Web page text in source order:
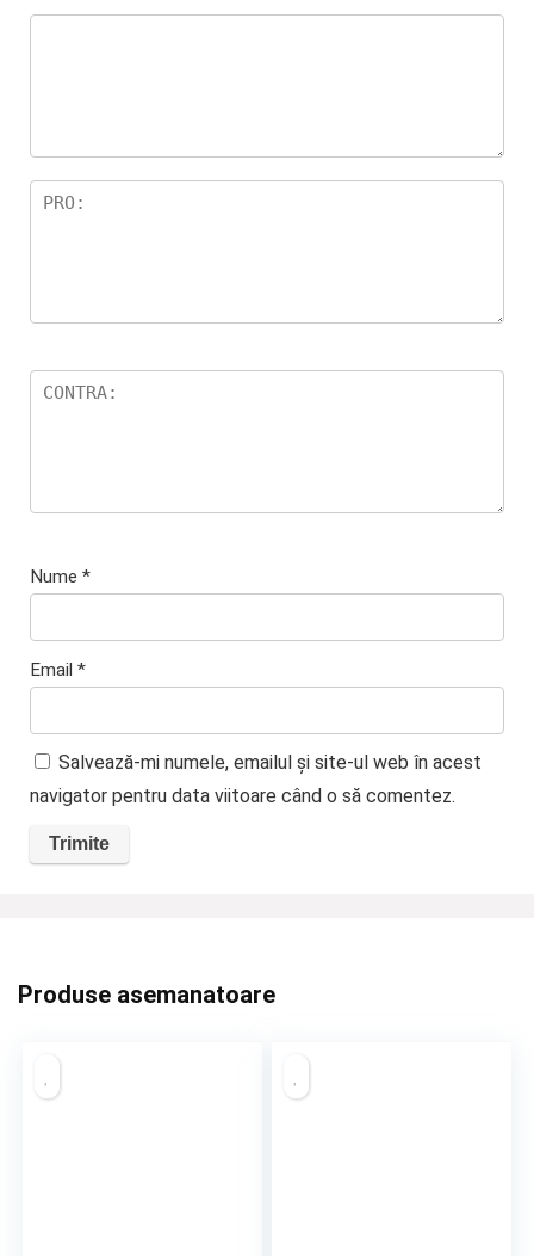
Nume *
Email *
Salvează-mi numele, emailul și site-ul web în acest
navigator pentru data viitoare când o să comentez.
Produse asemanatoare